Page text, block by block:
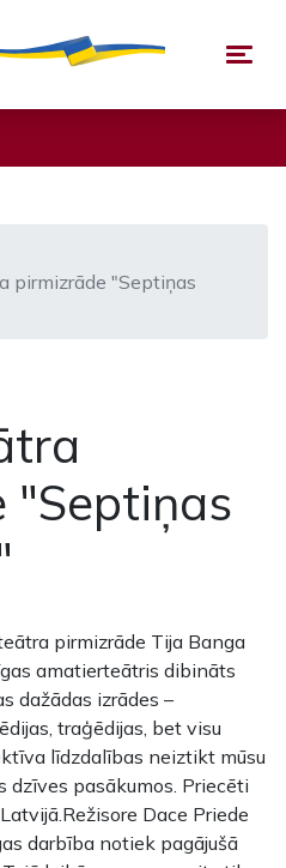
pirmizrāde "Septiņas
"Septiņas
pirmizrāde Tija Banga
amatierteātris dibināts
dažādas izrādes –
traģēdijas, bet visu
līdzdalības neiztikt mūsu
dzīves pasākumos. Priecēti
Dace Priede
darbība notiek pagājušā